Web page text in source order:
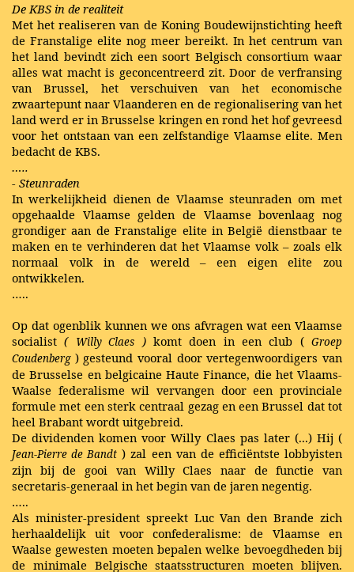
De KBS in de realiteit
Met het realiseren van de Koning Boudewijnstichting heeft
de Franstalige elite nog meer bereikt. In het centrum van
het land bevindt zich een soort Belgisch consortium waar
alles wat macht is geconcentreerd zit. Door de verfransing
van Brussel, het verschuiven van het economische
zwaartepunt naar Vlaanderen en de regionalisering van het
land werd er in Brusselse kringen en rond het hof gevreesd
voor het ontstaan van een zelfstandige Vlaamse elite. Men
bedacht de KBS.
…..
- Steunraden
In werkelijkheid dienen de Vlaamse steunraden om met
opgehaalde Vlaamse gelden de Vlaamse bovenlaag nog
grondiger aan de Franstalige elite in België dienstbaar te
maken en te verhinderen dat het Vlaamse volk – zoals elk
normaal volk in de wereld – een eigen elite zou
ontwikkelen.
…..
Op dat ogenblik kunnen we ons afvragen wat een Vlaamse
socialist( Willy Claes ) komt doen in een club ( Groep
Coudenberg ) gesteund vooral door vertegenwoordigers van
de Brusselse en belgicaine Haute Finance, die het Vlaams-
Waalse federalisme wil vervangen door een provinciale
formule met een sterk centraal gezag en een Brussel dat tot
heel Brabant wordt uitgebreid.
De dividenden komen voor Willy Claes pas later (...) Hij (
Jean-Pierre de Bandt ) zal een van de efficiëntste lobbyisten
zijn bij de gooi van Willy Claes naar de functie van
secretaris-generaal in het begin van de jaren negentig.
…..
Als minister-president spreekt Luc Van den Brande zich
herhaaldelijk uit voor confederalisme: de Vlaamse en
Waalse gewesten moeten bepalen welke bevoegdheden bij
de minimale Belgische staatsstructuren moeten blijven.